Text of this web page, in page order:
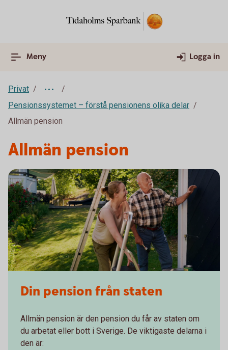
Meny Logga in
Privat
Pensionssystemet – förstå pensionens olika delar
Allmän pension
Allmän pension
Din pension från staten
Allmän pension är den pension du får av staten om
du arbetat eller bott i Sverige. De viktigaste delarna i
den är: